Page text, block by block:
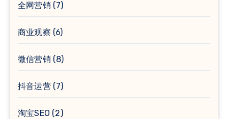
全网营销 (7)
商业观察 (6)
微信营销 (8)
抖音运营(7)
淘宝SEO (2)